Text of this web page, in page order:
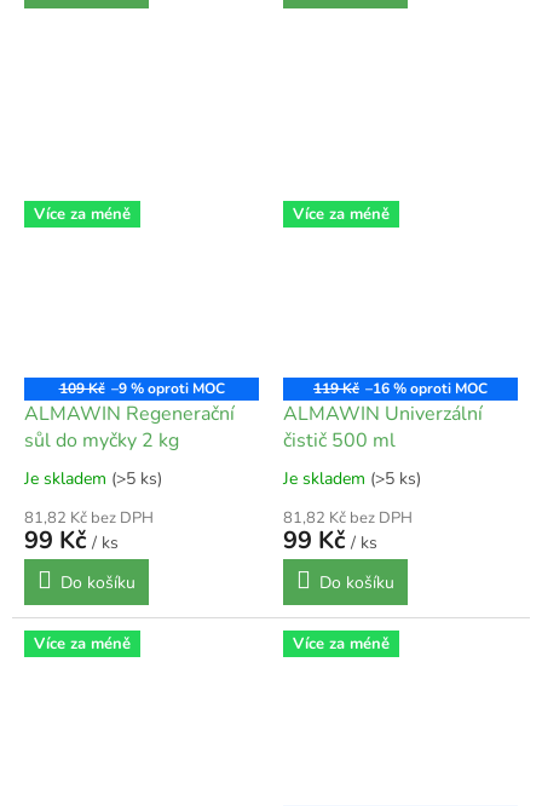
Více za méně
109 Kč –9 %
ALMAWIN Regenerační
sůl do myčky 2 kg
Je skladem (>5 ks)
81,82 Kč bez DPH
99 Kč / ks
Do košíku
Více za méně
119 Kč –16 %
ALMAWIN Univerzální
čistič 500 ml
Je skladem (>5 ks)
81,82 Kč bez DPH
99 Kč / ks
Do košíku
Více za méně Více za méně